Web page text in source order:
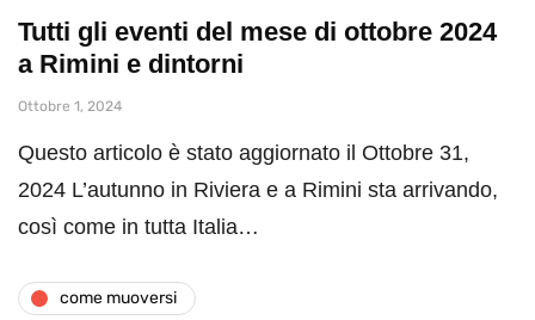
Tutti gli eventi del mese di ottobre 2024
a Rimini e dintorni
Ottobre 1, 2024
Questo articolo è stato aggiornato il Ottobre 31,
2024 L’autunno in Riviera e a Rimini sta arrivando,
così come in tutta Italia…
come muoversi